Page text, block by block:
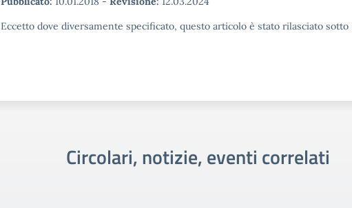
Eccetto dove diversamente specificato, questo articolo è stato rilasciato
Circolari, notizie, eventi correlati